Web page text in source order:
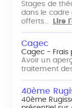
Stages de
dans le
offerts…
Lire
Cagec
Cagec - Frais
Avoir un
traitement
40ème
40ème